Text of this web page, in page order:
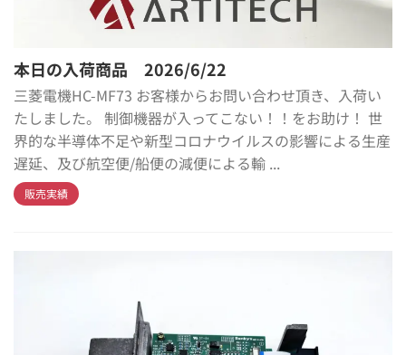
本日の入荷商品 2026/6/22
三菱電機HC-MF73 お客様からお問い合わせ頂き、入荷い
たしました。 制御機器が入ってこない！！をお助け！ 世
界的な半導体不足や新型コロナウイルスの影響による生産
遅延、及び航空便/船便の減便による輸 ...
販売実績